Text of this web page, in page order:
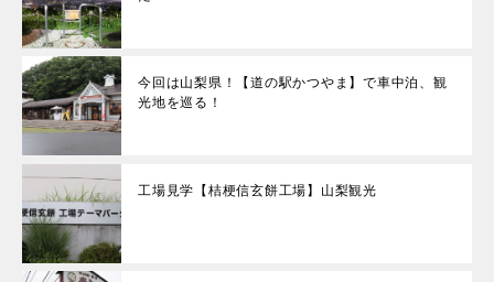
今回は山梨県！【道の駅かつやま】で車中泊、観
光地を巡る！
工場見学【桔梗信玄餅工場】山梨観光